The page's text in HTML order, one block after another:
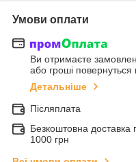
Умови оплати
Ви отримаєте
або гроші повернуться
Детальніше
Післяплата
Безкоштовна доставка
1000 грн